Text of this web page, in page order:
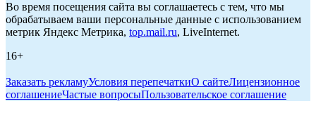
Во время посещения сайта вы соглашаетесь с тем, что мы
обрабатываем ваши персональные данные с использованием
метрик Яндекс Метрика, top.mail.ru, LiveInternet.
16+
Заказать рекламуУсловия перепечаткиО сайтеЛицензионное
соглашениеЧастые вопросыПользовательское соглашение